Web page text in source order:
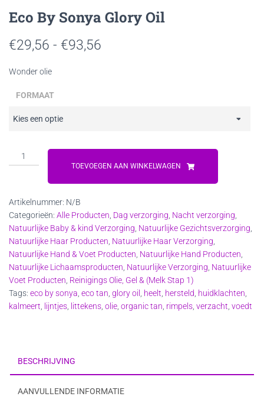
Eco By Sonya Glory Oil
€29,56 - €93,56
Wonder olie
FORMAAT
By
Oil
aantal
TOEVOEGEN AAN WINKELWAGEN
Artikelnummer: N/B
Categorieën: Alle Producten, Dag verzorging, Nacht verzorging,
Natuurlijke Baby & kind Verzorging, Natuurlijke Gezichtsverzorging,
Natuurlijke Haar Producten, Natuurlijke Haar Verzorging,
Natuurlijke Hand & Voet Producten, Natuurlijke Hand Producten,
Natuurlijke Lichaamsproducten, Natuurlijke Verzorging, Natuurlijke
Voet Producten, Reinigings Olie, Gel & (Melk Stap 1)
Tags: eco by sonya, eco tan, glory oil , heelt, hersteld, huidklachten,
kalmeert, lijntjes, littekens, olie, organic tan, rimpels, verzacht, voedt
BESCHRIJVING
AANVULLENDE INFORMATIE